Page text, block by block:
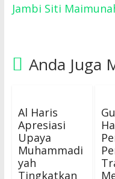
Jambi Siti
Anda Juga
Al Haris
Apresiasi
Upaya
Muhammadi
yah
Tingkatkan